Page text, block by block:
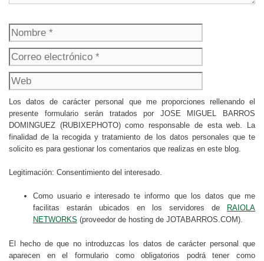
Nombre
electrónico
Los datos de carácter personal que me proporciones rellenando el
presente formulario serán tratados por JOSE MIGUEL BARROS
DOMINGUEZ (RUBIXEPHOTO) como responsable de esta web. La
finalidad de la recogida y tratamiento de los datos personales que te
solicito es para gestionar los comentarios que realizas en este blog.
Legitimación: Consentimiento del interesado.
Como usuario e interesado te informo que los datos que me
facilitas estarán ubicados en los servidores de
RAIOLA
NETWORKS (proveedor de hosting de JOTABARROS.COM).
El hecho de que no introduzcas los datos de carácter personal que
aparecen en el formulario como obligatorios podrá tener como